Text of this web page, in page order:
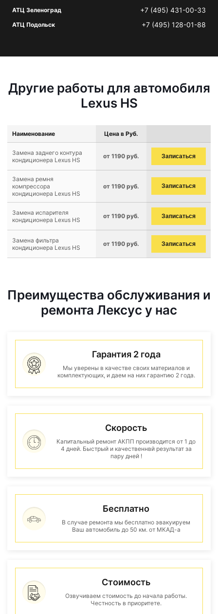
АТЦ Зеленоград +7 (495) 431-00-33
АТЦ Подольск +7 (495) 128-01-88
Другие работы для автомобиля
Lexus HS
Наименование Цена в Руб.
Замена заднего контура
кондиционера Lexus HS
от 1190 руб. Записаться
Замена ремня
компрессора
кондиционера Lexus HS
от 1190 руб. Записаться
Замена испарителя
кондиционера Lexus HS
от 1190 руб. Записаться
Замена фильтра
кондиционера Lexus HS
от 1190 руб. Записаться
Преимущества обслуживания и
ремонта Лексус у нас
Гарантия 2 года
Мы уверены в качестве своих материалов и
комплектующих, и даем на них гарантию 2 года.
Скорость
Капитальный ремонт АКПП производится от 1 до
4 дней. Быстрый и качественнвй результат за
пару дней !
Бесплатно
В случае ремонта мы бесплатно эвакуируем
Ваш автомобиль до 50 км. от МКАД-а
Стоимость
Озвучиваем стоимость до начала работы.
Честность в приоритете.